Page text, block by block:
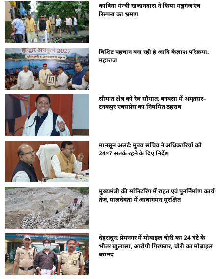
काबिना मंन्त्री खजानदास ने किया मन्नुगंज एंव
रिस्पना का भ्रमण
विशिष्ट पहचान बना रही है आदि कैलाश परिक्रमा:
महाराज
सीमांत क्षेत्र को रेल सौगात: बनबसा में अमृतसर–
टनकपुर एक्सप्रेस का नियमित ठहराव
मानसून अलर्ट: मुख्य सचिव ने अधिकारियों को
24×7 सतर्क रहने के दिए निर्देश
मुख्यमंत्री की मॉनिटरिंग में राहत एवं पुनर्निर्माण कार्य
तेज, मालदेवता में आवागमन सुरक्षित
देहरादून: प्रेमनगर में मोबाइल चोरी का 24 घंटे के
भीतर खुलासा, आरोपी गिरफ्तार, चोरी का मोबाइल
बरामद